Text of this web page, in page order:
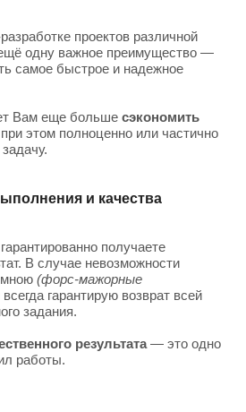
проектов различной
одну важное преимущество —
самое быстрое и надежное
Вам еще больше сэкономить
этом полноценно или частично
и качества
получаете
В случае невозможности
мною (форс-мажорные
всегда гарантирую возврат всей
задания.
результата— это одно
работы.